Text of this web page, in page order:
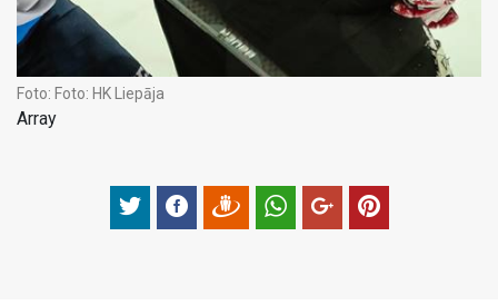
Foto: Foto: HK Liepāja
Array